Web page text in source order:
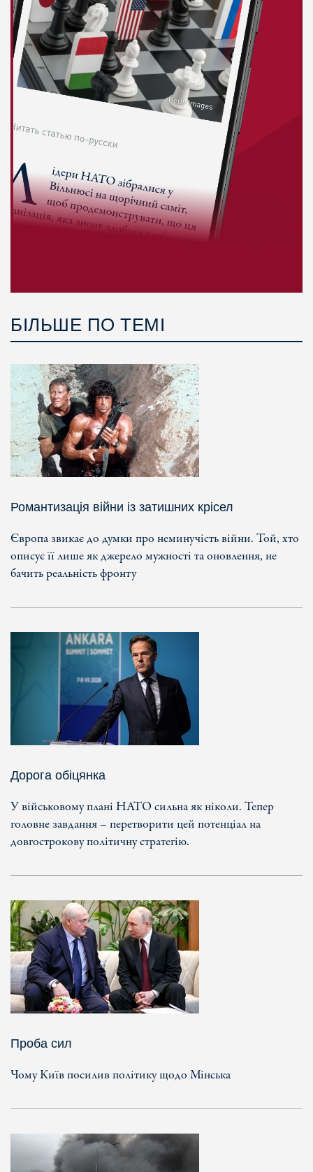
БІЛЬШЕ ПО ТЕМІ
Романтизація війни із затишних крісел
Європа звикає до думки про неминучість війни. Той, хто
описує її лише як джерело мужності та оновлення, не
бачить реальність фронту
Дорога обіцянка
У військовому плані НАТО сильна як ніколи. Тепер
головне завдання – перетворити цей потенціал на
довгострокову політичну стратегію.
Проба сил
Чому Київ посилив політику щодо Мінська